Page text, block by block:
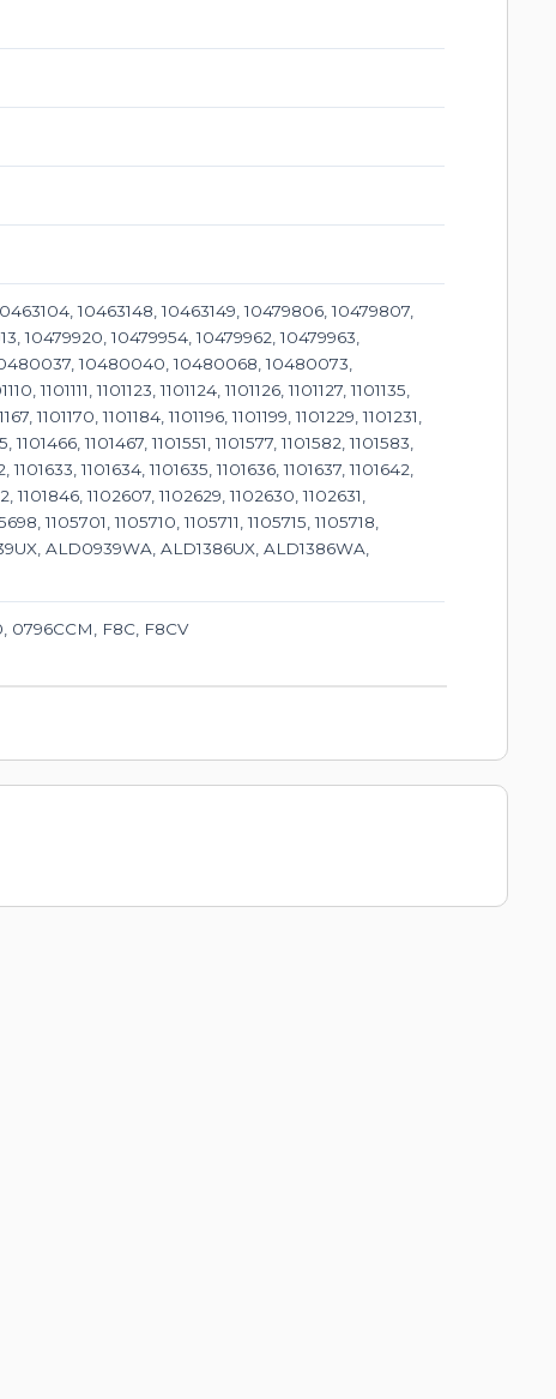
10463148, 10463149, 10479806, 10479807,
10479920, 10479954, 10479962, 10479963,
10480040, 10480068, 10480073,
1101123, 1101124, 1101126, 1101127, 1101135,
1101170, 1101184, 1101196, 1101199, 1101229, 1101231,
1101467, 1101551, 1101577, 1101582, 1101583,
1101634, 1101635, 1101636, 1101637, 1101642,
1101846, 1102607, 1102629, 1102630, 1102631,
1105701, 1105710, 1105711, 1105715, 1105718,
ALD0939WA, ALD1386UX, ALD1386WA,
0796CCM, F8C, F8CV